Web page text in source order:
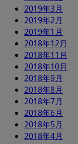
2019年3月
2019年2月
2019年1月
2018年12月
2018年11月
2018年10月
2018年9月
2018年8月
2018年7月
2018年6月
2018年5月
2018年4月